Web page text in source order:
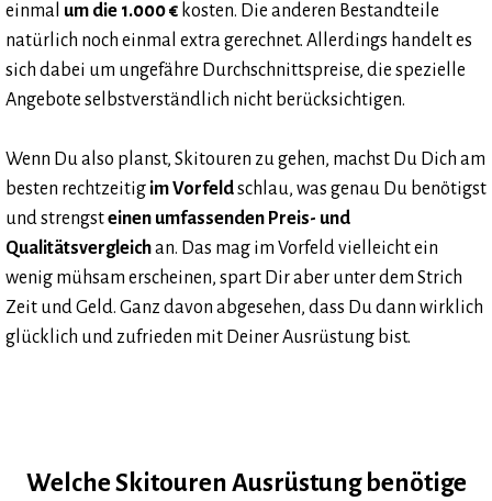
einmal um die 1.000 € kosten. Die anderen Bestandteile
natürlich noch einmal extra gerechnet. Allerdings handelt es
sich dabei um ungefähre Durchschnittspreise, die spezielle
Angebote selbstverständlich nicht berücksichtigen.
Wenn Du also planst, Skitouren zu gehen, machst Du Dich am
besten rechtzeitig im Vorfeldschlau, was genau Du benötigst
und strengsteinen umfassenden Preis- und
Qualitätsvergleichan. Das mag im Vorfeld vielleicht ein
wenig mühsam erscheinen, spart Dir aber unter dem Strich
Zeit und Geld. Ganz davon abgesehen, dass Du dann wirklich
glücklich und zufrieden mit Deiner Ausrüstung bist.
Welche Skitouren Ausrüstung benötige